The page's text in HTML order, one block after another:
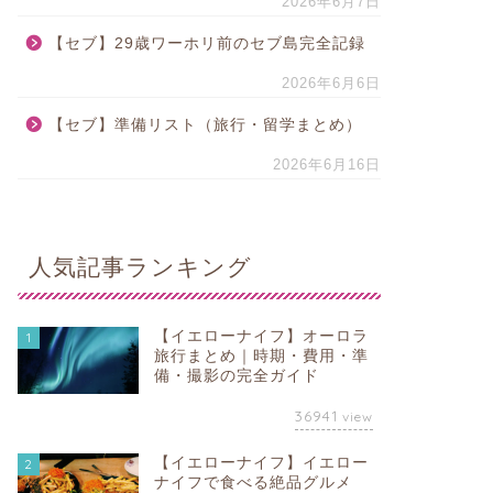
【セブ】29歳ワーホリ前のセブ島完全記録
2026年6月6日
【セブ】準備リスト（旅行・留学まとめ）
2026年6月16日
人気記事ランキング
1
【イエローナイフ】オーロラ
旅行まとめ｜時期・費用・準
備・撮影の完全ガイド
36941 view
2
【イエローナイフ】イエロー
ナイフで食べる絶品グルメ